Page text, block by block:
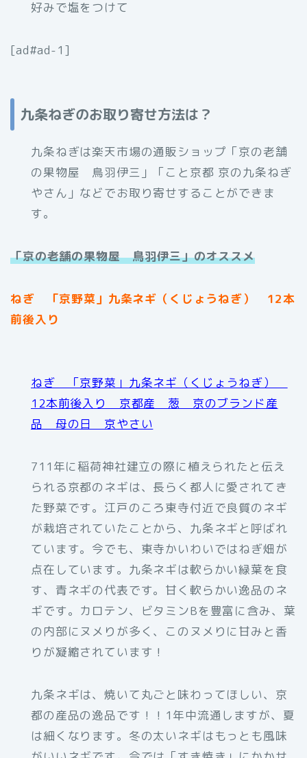
好みで塩をつけて
[ad#ad-1]
九条ねぎのお取り寄せ方法は？
九条ねぎは楽天市場の通販ショップ「京の老舗
の果物屋 鳥羽伊三」「こと京都 京の九条ねぎ
やさん」などでお取り寄せすることができま
す。
「京の老舗の果物屋 鳥羽伊三」のオススメ
ねぎ 「京野菜」九条ネギ（くじょうねぎ） 12本
前後入り
ねぎ 「京野菜」九条ネギ（くじょうねぎ）
12本前後入り 京都産 葱 京のブランド産
品 母の日 京やさい
711年に稲荷神社建立の際に植えられたと伝え
られる京都のネギは、長らく都人に愛されてき
た野菜です。江戸のころ東寺付近で良質のネギ
が栽培されていたことから、九条ネギと呼ばれ
ています。今でも、東寺かいわいではねぎ畑が
点在しています。九条ネギは軟らかい緑葉を食
す、青ネギの代表です。甘く軟らかい逸品のネ
ギです。カロテン、ビタミンBを豊富に含み、葉
の内部にヌメりが多く、このヌメりに甘みと香
りが凝縮されています！
九条ネギは、焼いて丸ごと味わってほしい、京
都の産品の逸品です！！1年中流通しますが、夏
は細くなります。冬の太いネギはもっとも風味